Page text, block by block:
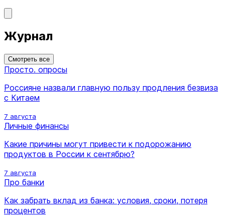
Журнал
Смотреть все
Просто. опросы
Россияне назвали главную пользу продления безвиза
с Китаем
7 августа
Личные финансы
Какие причины могут привести к подорожанию
продуктов в России к сентябрю?
7 августа
Про банки
Как забрать вклад из банка: условия, сроки, потеря
процентов